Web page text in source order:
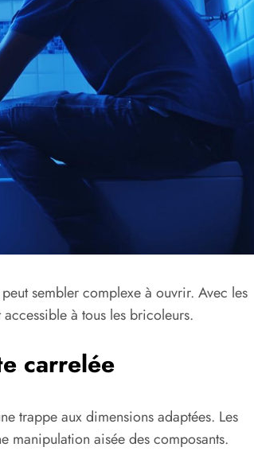
sembler complexe à ouvrir. Avec les
à tous les bricoleurs.
carrelée
trappe aux dimensions adaptées. Les
aisée des composants.